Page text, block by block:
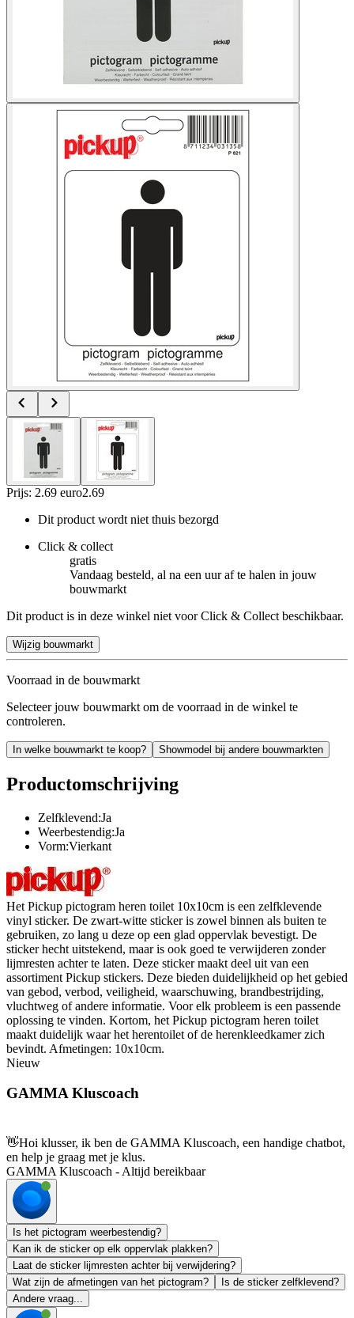
Prijs: 2.69 euro2.69
Dit product wordt niet thuis bezorgd
Click & collect
gratis
Vandaag besteld, al na een uur af te halen in jouw
bouwmarkt
Dit product is in deze winkel niet voor Click & Collect beschikbaar.
Wijzig bouwmarkt
Voorraad in de bouwmarkt
Selecteer jouw bouwmarkt om de voorraad in de winkel te
controleren.
In welke bouwmarkt te koop? Showmodel bij andere bouwmarkten
Productomschrijving
Zelfklevend:Ja
Weerbestendig:Ja
Vorm:Vierkant
Het Pickup pictogram heren toilet 10x10cm is een zelfklevende
vinyl sticker. De zwart-witte sticker is zowel binnen als buiten te
gebruiken, zo lang u deze op een glad oppervlak bevestigt. De
sticker hecht uitstekend, maar is ook goed te verwijderen zonder
lijmresten achter te laten. Deze sticker maakt deel uit van een
assortiment Pickup stickers. Deze bieden duidelijkheid op het gebied
van gebod, verbod, veiligheid, waarschuwing, brandbestrijding,
vluchtweg of andere informatie. Voor elk probleem is een passende
oplossing te vinden. Kortom, het Pickup pictogram heren toilet
maakt duidelijk waar het herentoilet of de herenkleedkamer zich
bevindt. Afmetingen: 10x10cm.
Nieuw
GAMMA Kluscoach
👋Hoi klusser, ik ben de GAMMA Kluscoach, een handige chatbot,
en help je graag met je klus.
GAMMA Kluscoach - Altijd bereikbaar
Is het pictogram weerbestendig?
Kan ik de sticker op elk oppervlak plakken?
Laat de sticker lijmresten achter bij verwijdering?
Wat zijn de afmetingen van het pictogram?
Is de sticker zelfklevend?
Andere vraag...